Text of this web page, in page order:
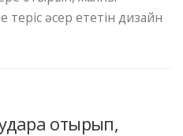
теріс әсер ететін дизайн
отырып,